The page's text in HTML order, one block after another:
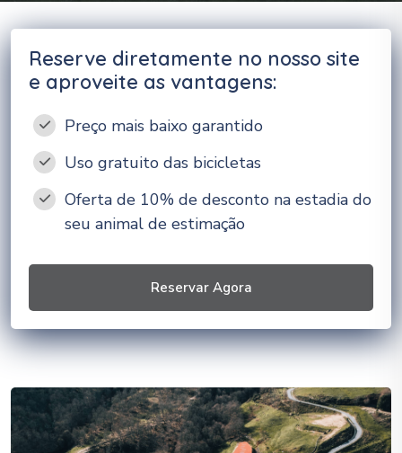
Reserve diretamente no nosso site
e aproveite as vantagens:
Preço mais baixo garantido
Uso gratuito das bicicletas
Oferta de 10% de desconto na estadia do
seu animal de estimação
Reservar Agora